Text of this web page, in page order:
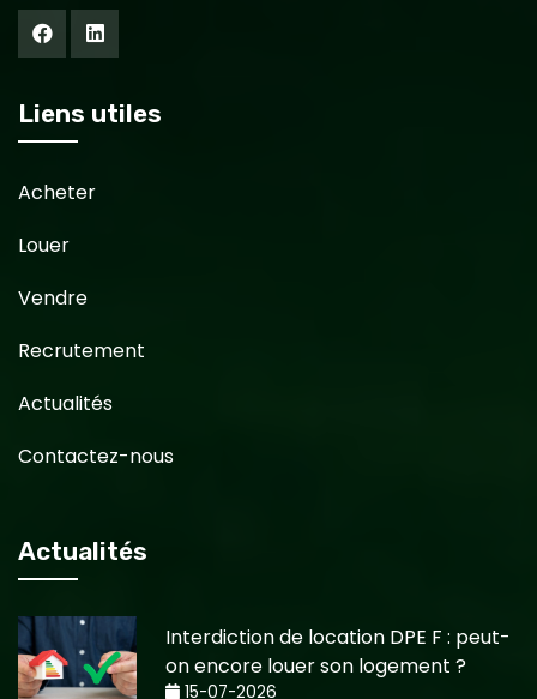
Liens utiles
Acheter
Louer
Vendre
Recrutement
Actualités
Contactez-nous
Actualités
Interdiction de location DPE F : peut-
on encore louer son logement ?
15-07-2026